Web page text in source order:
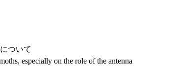
ついて
especially on the role of the antenna